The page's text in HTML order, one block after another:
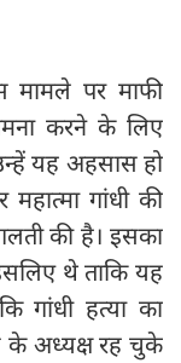
मामले पर माफी
करने के लिए
यह अहसास हो
महात्मा गांधी की
की है। इसका
थे ताकि यह
गांधी हत्या का
के अध्यक्ष रह चुके